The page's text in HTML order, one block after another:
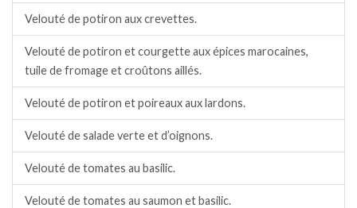
Velouté de potiron aux crevettes.
Velouté de potiron et courgette aux épices marocaines,
tuile de fromage et croûtons aillés.
Velouté de potiron et poireaux aux lardons.
Velouté de salade verte et d’oignons.
Velouté de tomates au basilic.
Velouté de tomates au saumon et basilic.